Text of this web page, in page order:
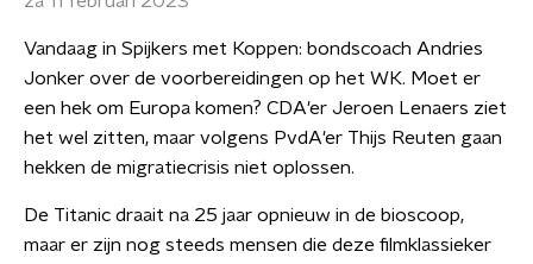
Vandaag in Spijkers met Koppen: bondscoach Andries
Jonker over de voorbereidingen op het WK. Moet er
een hek om Europa komen? CDA'er Jeroen Lenaers ziet
het wel zitten, maar volgens PvdA'er Thijs Reuten gaan
hekken de migratiecrisis niet oplossen.
De Titanic draait na 25 jaar opnieuw in de bioscoop,
maar er zijn nog steeds mensen die deze filmklassieker